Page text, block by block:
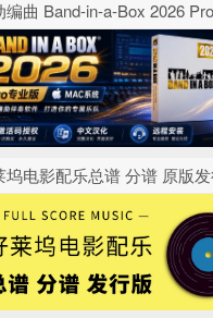
编曲 Band-in-a-Box 2026
坞电影配乐总谱 分谱 原版